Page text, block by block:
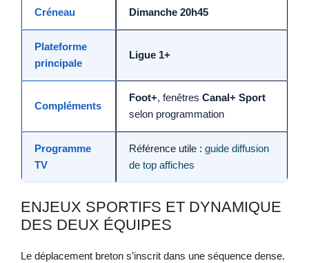
Créneau Dimanche 20h45
Plateforme
principale
Ligue 1+
Compléments
Foot+, fenêtres Canal+ Sport
selon programmation
Programme
TV
Référence utile : guide diffusion
de top affiches
ENJEUX SPORTIFS ET DYNAMIQUE
DES DEUX ÉQUIPES
Le déplacement breton s’inscrit dans une séquence dense.